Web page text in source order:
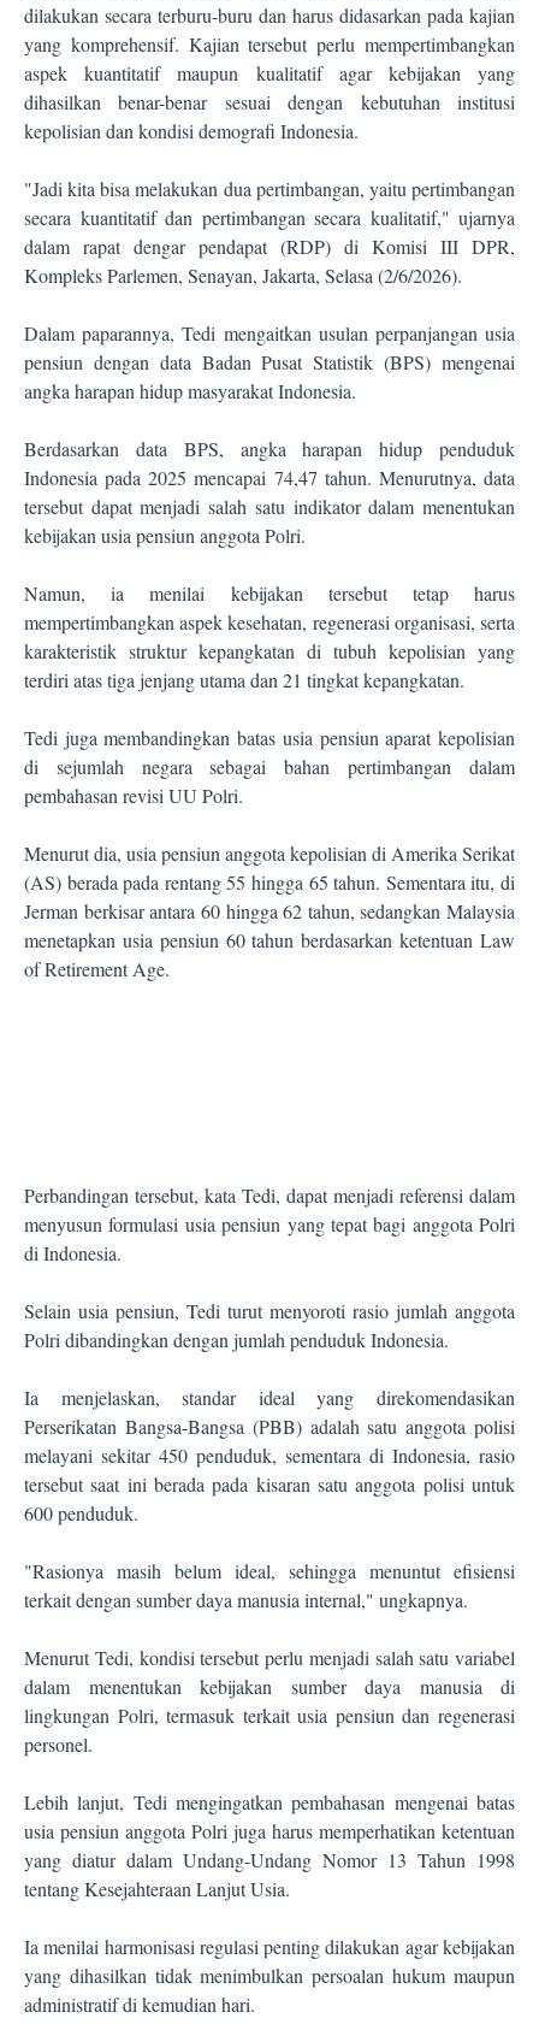
dilakukan secara terburu-buru dan harus didasarkan pada kajian
yang komprehensif. Kajian tersebut perlu mempertimbangkan
aspek kuantitatif maupun kualitatif agar kebijakan yang
dihasilkan benar-benar sesuai dengan kebutuhan institusi
kepolisian dan kondisi demografi Indonesia.
"Jadi kita bisa melakukan dua pertimbangan, yaitu pertimbangan
secara kuantitatif dan pertimbangan secara kualitatif," ujarnya
dalam rapat dengar pendapat (RDP) di Komisi III DPR,
Kompleks Parlemen, Senayan, Jakarta, Selasa (2/6/2026).
Dalam paparannya, Tedi mengaitkan usulan perpanjangan usia
pensiun dengan data Badan Pusat Statistik (BPS) mengenai
angka harapan hidup masyarakat Indonesia.
Berdasarkan data BPS, angka harapan hidup penduduk
Indonesia pada 2025 mencapai 74,47 tahun. Menurutnya, data
tersebut dapat menjadi salah satu indikator dalam menentukan
kebijakan usia pensiun anggota Polri.
Namun, ia menilai kebijakan tersebut tetap harus
mempertimbangkan aspek kesehatan, regenerasi organisasi, serta
karakteristik struktur kepangkatan di tubuh kepolisian yang
terdiri atas tiga jenjang utama dan 21 tingkat kepangkatan.
Tedi juga membandingkan batas usia pensiun aparat kepolisian
di sejumlah negara sebagai bahan pertimbangan dalam
pembahasan revisi UU Polri.
Menurut dia, usia pensiun anggota kepolisian di Amerika Serikat
(AS) berada pada rentang 55 hingga 65 tahun. Sementara itu, di
Jerman berkisar antara 60 hingga 62 tahun, sedangkan Malaysia
menetapkan usia pensiun 60 tahun berdasarkan ketentuan Law
of Retirement Age.
Perbandingan tersebut, kata Tedi, dapat menjadi referensi dalam
menyusun formulasi usia pensiun yang tepat bagi anggota Polri
di Indonesia.
Selain usia pensiun, Tedi turut menyoroti rasio jumlah anggota
Polri dibandingkan dengan jumlah penduduk Indonesia.
Ia menjelaskan, standar ideal yang direkomendasikan
Perserikatan Bangsa-Bangsa (PBB) adalah satu anggota polisi
melayani sekitar 450 penduduk, sementara di Indonesia, rasio
tersebut saat ini berada pada kisaran satu anggota polisi untuk
600 penduduk.
"Rasionya masih belum ideal, sehingga menuntut efisiensi
terkait dengan sumber daya manusia internal," ungkapnya.
Menurut Tedi, kondisi tersebut perlu menjadi salah satu variabel
dalam menentukan kebijakan sumber daya manusia di
lingkungan Polri, termasuk terkait usia pensiun dan regenerasi
personel.
Lebih lanjut, Tedi mengingatkan pembahasan mengenai batas
usia pensiun anggota Polri juga harus memperhatikan ketentuan
yang diatur dalam Undang-Undang Nomor 13 Tahun 1998
tentang Kesejahteraan Lanjut Usia.
Ia menilai harmonisasi regulasi penting dilakukan agar kebijakan
yang dihasilkan tidak menimbulkan persoalan hukum maupun
administratif di kemudian hari.